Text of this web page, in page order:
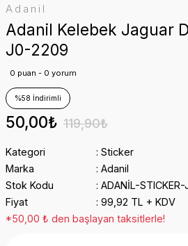
Adanil
Adanil Kelebek Jaguar
J0-2209
0 puan - 0 yorum
%58 İndirimli
50,00₺ 119,90₺
Kategori
Sticker
Marka
Adanil
Stok Kodu
ADANİL-
Fiyat
99,92 TL + KDV
*50,00 ₺ den başlayan taksitlerle!